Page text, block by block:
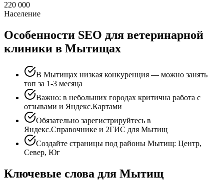
220 000
Население
Особенности SEO для ветеринарной
клиники в Мытищах
В Мытищах низкая конкуренция — можно занять
топ за 1-3 месяца
Важно: в небольших городах критична работа с
отзывами и Яндекс.Картами
Обязательно зарегистрируйтесь в
Яндекс.Справочнике и 2ГИС для Мытищ
Создайте страницы под районы Мытищ: Центр,
Север, Юг
Ключевые слова для Мытищ